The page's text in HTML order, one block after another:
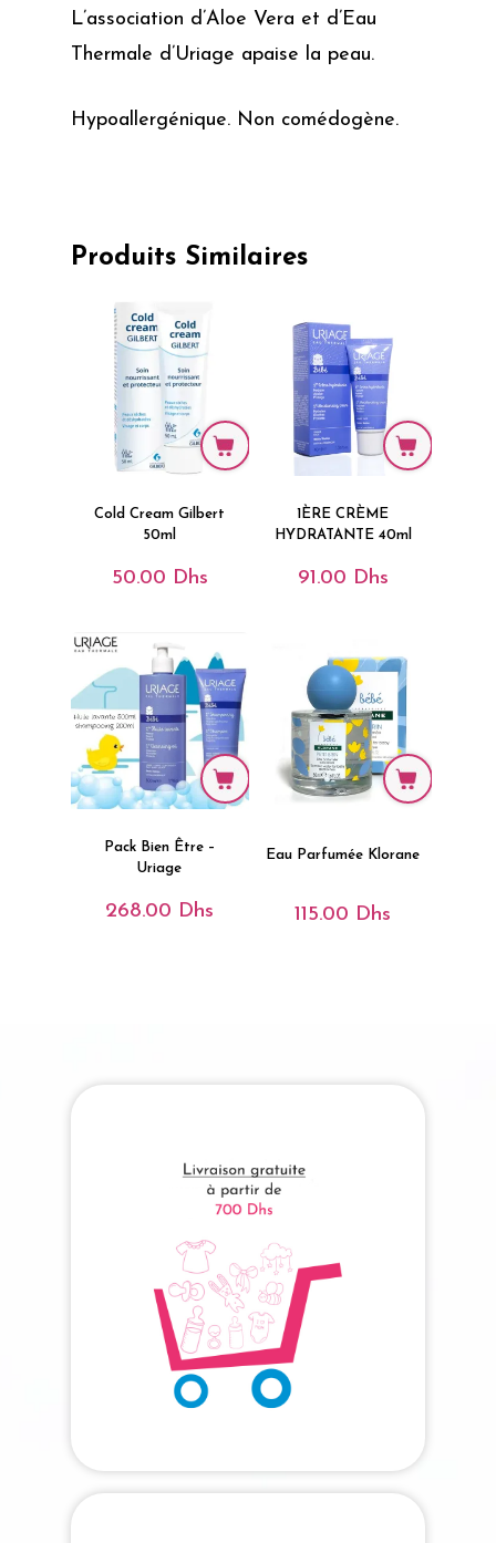
L’association d’Aloe Vera et d’Eau
Thermale d’Uriage apaise la peau.
Hypoallergénique. Non comédogène.
Produits Similaires
Cold Cream Gilbert
50ml
50.00 Dhs
1ÈRE CRÈME
HYDRATANTE 40ml
91.00 Dhs
Pack Bien Être –
Uriage
268.00 Dhs
Eau Parfumée Klorane
115.00 Dhs